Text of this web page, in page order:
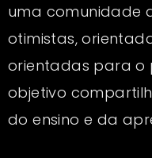
uma comunidade
otimistas,
orientadas para o
objetivo
do ensino e da